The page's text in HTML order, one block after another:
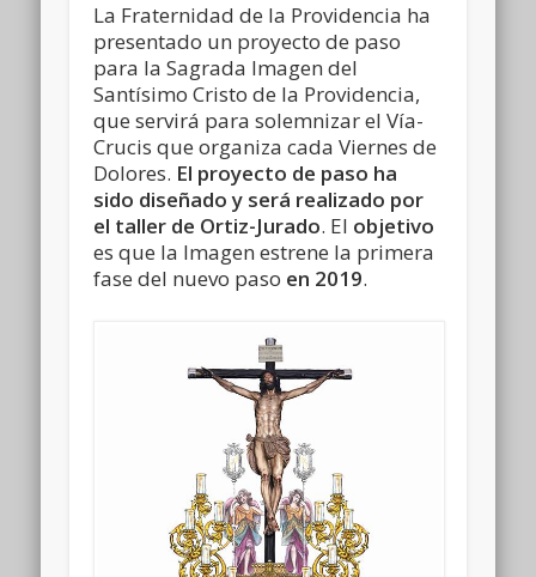
La Fraternidad de la Providencia ha
presentado un proyecto de paso
para la Sagrada Imagen del
Santísimo Cristo de la Providencia,
que servirá para solemnizar el Vía-
Crucis que organiza cada Viernes de
Dolores. El proyecto de paso ha
sido diseñado y será realizado por
el taller de Ortiz-Jurado. El objetivo
es que la Imagen estrene la primera
fase del nuevo paso en 2019.